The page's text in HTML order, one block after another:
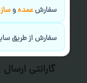
گارانتی ارسال
سفارشعمدهو
سفارش از طریق